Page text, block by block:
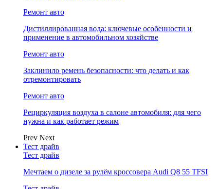
Ремонт авто
Дистиллированная вода: ключевые особенности и
применение в автомобильном хозяйстве
Ремонт авто
Заклинило ремень безопасности: что делать и как
отремонтировать
Ремонт авто
Рециркуляция воздуха в салоне автомобиля: для чего
нужна и как работает режим
Prev Next
Тест драйв
Тест драйв
Мечтаем о дизеле за рулём кроссовера Audi Q8 55 TFSI